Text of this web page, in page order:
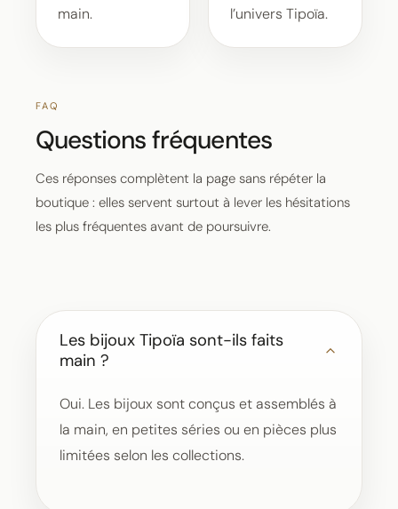
main.
l’univers Tipoïa.
FAQ
Questions fréquentes
Ces réponses complètent la page sans répéter la
boutique : elles servent surtout à lever les hésitations
les plus fréquentes avant de poursuivre.
Les bijoux Tipoïa sont-ils faits
main ?
Oui. Les bijoux sont conçus et assemblés à
la main, en petites séries ou en pièces plus
limitées selon les collections.